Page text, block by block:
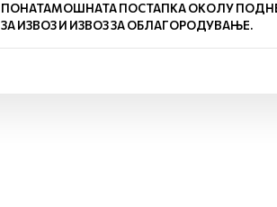
ПОНАТАМОШНАТА ПОСТАПКА ОКОЛУ
ЗА ИЗВОЗ И ИЗВОЗ ЗА ОБЛАГОРОДУВАЊЕ.